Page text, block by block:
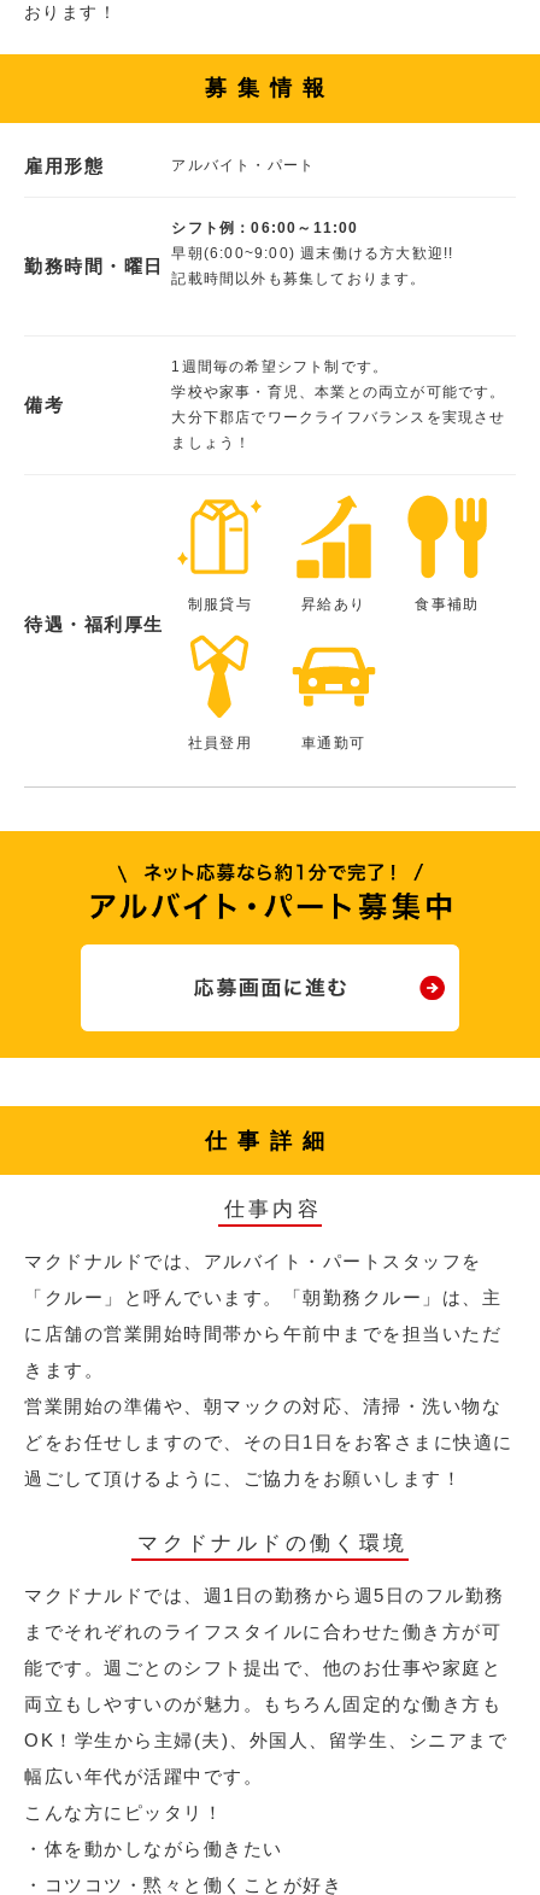
おります！
募集情報
雇用形態 アルバイト・パート
勤務時間・曜日
シフト例：06:00～11:00
早朝(6:00~9:00) 週末働ける方大歓迎!!
記載時間以外も募集しております。
備考
1週間毎の希望シフト制です。
学校や家事・育児、本業との両立が可能です。
大分下郡店でワークライフバランスを実現させ
ましょう！
待遇・福利厚生
制服貸与 昇給あり 食事補助
社員登用 車通勤可
仕事詳細
仕事内容
マクドナルドでは、アルバイト・パートスタッフを
「クルー」と呼んでいます。「朝勤務クルー」は、主
に店舗の営業開始時間帯から午前中までを担当いただ
きます。
営業開始の準備や、朝マックの対応、清掃・洗い物な
どをお任せしますので、その日1日をお客さまに快適に
過ごして頂けるように、ご協力をお願いします！
マクドナルドの働く環境
マクドナルドでは、週1日の勤務から週5日のフル勤務
までそれぞれのライフスタイルに合わせた働き方が可
能です。週ごとのシフト提出で、他のお仕事や家庭と
両立もしやすいのが魅力。もちろん固定的な働き方も
OK！学生から主婦(夫)、外国人、留学生、シニアまで
幅広い年代が活躍中です。
こんな方にピッタリ！
・体を動かしながら働きたい
・コツコツ・黙々と働くことが好き